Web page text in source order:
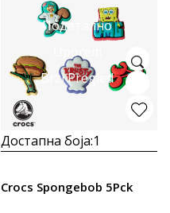
Подетално
Uporedi
Brzi Pregled
Достапна боја:1
Crocs Spongebob 5Pck